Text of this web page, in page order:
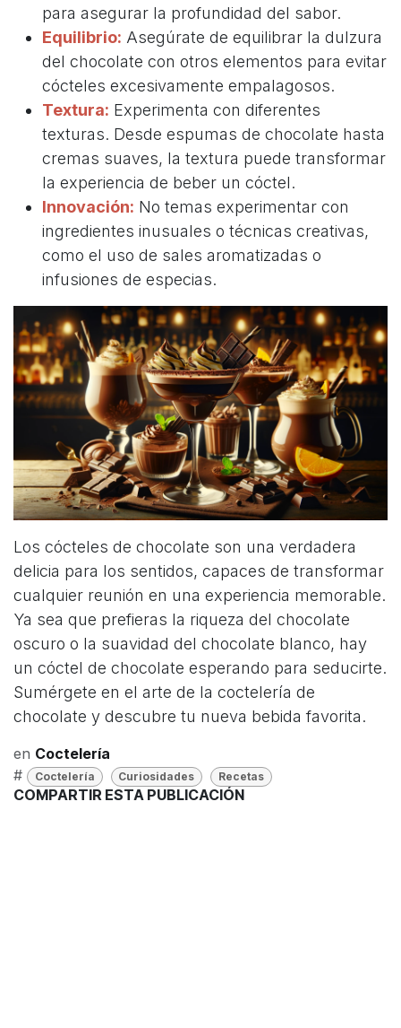
para asegurar la profundidad del sabor.
Equilibrio: Asegúrate de equilibrar la dulzura
del chocolate con otros elementos para evitar
cócteles excesivamente empalagosos.
Textura: Experimenta con diferentes
texturas. Desde espumas de chocolate hasta
cremas suaves, la textura puede transformar
la experiencia de beber un cóctel.
Innovación: No temas experimentar con
ingredientes inusuales o técnicas creativas,
como el uso de sales aromatizadas o
infusiones de especias.
Los cócteles de chocolate son una verdadera
delicia para los sentidos, capaces de transformar
cualquier reunión en una experiencia memorable.
Ya sea que prefieras la riqueza del chocolate
oscuro o la suavidad del chocolate blanco, hay
un cóctel de chocolate esperando para seducirte.
Sumérgete en el arte de la coctelería de
chocolate y descubre tu nueva bebida favorita.
en Coctelería
#
Coctelería Curiosidades Recetas
COMPARTIR ESTA PUBLICACIÓN